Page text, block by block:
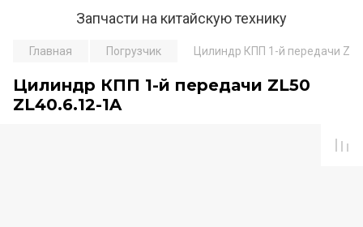
Запчасти на китайскую технику
Главная Погрузчик Цилиндр КПП 1-й передачи
Цилиндр КПП 1-й передачи ZL50
ZL40.6.12-1A